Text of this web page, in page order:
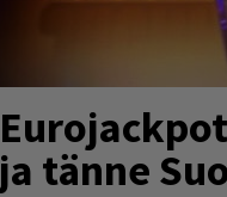
ja tänne